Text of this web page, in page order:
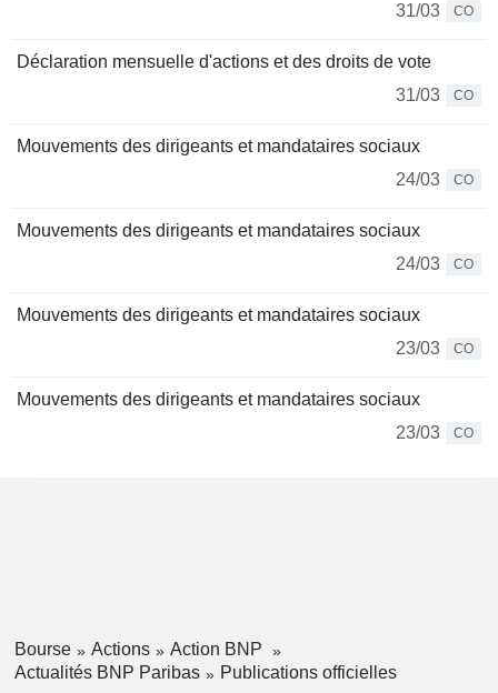
31/03
CO
Déclaration mensuelle d'actions et des droits de vote
31/03
CO
Mouvements des dirigeants et mandataires sociaux
24/03
CO
Mouvements des dirigeants et mandataires sociaux
24/03
CO
Mouvements des dirigeants et mandataires sociaux
23/03
CO
Mouvements des dirigeants et mandataires sociaux
23/03
CO
Bourse Actions
Action BNP
Actualités BNP Paribas
Publications officielles